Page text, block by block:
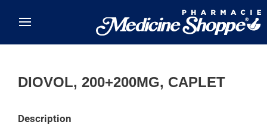
DIOVOL, 200+200MG, CAPLET
Description